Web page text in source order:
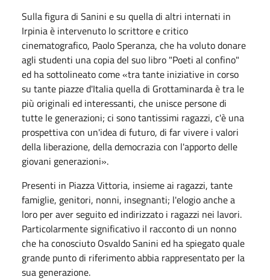
Sulla figura di Sanini e su quella di altri internati in
Irpinia è intervenuto lo scrittore e critico
cinematografico, Paolo Speranza, che ha voluto donare
agli studenti una copia del suo libro "Poeti al confino"
ed ha sottolineato come «tra tante iniziative in corso
su tante piazze d'Italia quella di Grottaminarda è tra le
più originali ed interessanti, che unisce persone di
tutte le generazioni; ci sono tantissimi ragazzi, c'è una
prospettiva con un'idea di futuro, di far vivere i valori
della liberazione, della democrazia con l'apporto delle
giovani generazioni».
Presenti in Piazza Vittoria, insieme ai ragazzi, tante
famiglie, genitori, nonni, insegnanti; l'elogio anche a
loro per aver seguito ed indirizzato i ragazzi nei lavori.
Particolarmente significativo il racconto di un nonno
che ha conosciuto Osvaldo Sanini ed ha spiegato quale
grande punto di riferimento abbia rappresentato per la
sua generazione.